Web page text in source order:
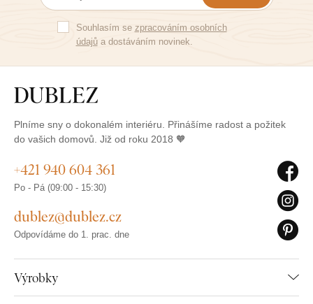
Souhlasím se zpracováním osobních
údajůa dostáváním novinek.
Plníme sny o dokonalém interiéru. Přinášíme radost a požitek
do vašich domovů. Již od roku 2018 🧡
Výrobky
+421 940 604 361
Po - Pá (09:00 - 15:30)
dublez@dublez.cz
Odpovídáme do 1. prac. dne